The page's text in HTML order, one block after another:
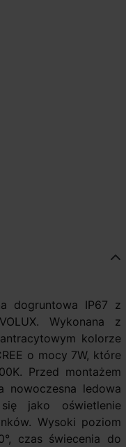
dogruntowa IP67 z
Wykonana z
kolorze
o mocy 7W, które
Przed montażem
nowoczesna ledowa
jako oświetlenie
Wysoki poziom
czas świecenia do